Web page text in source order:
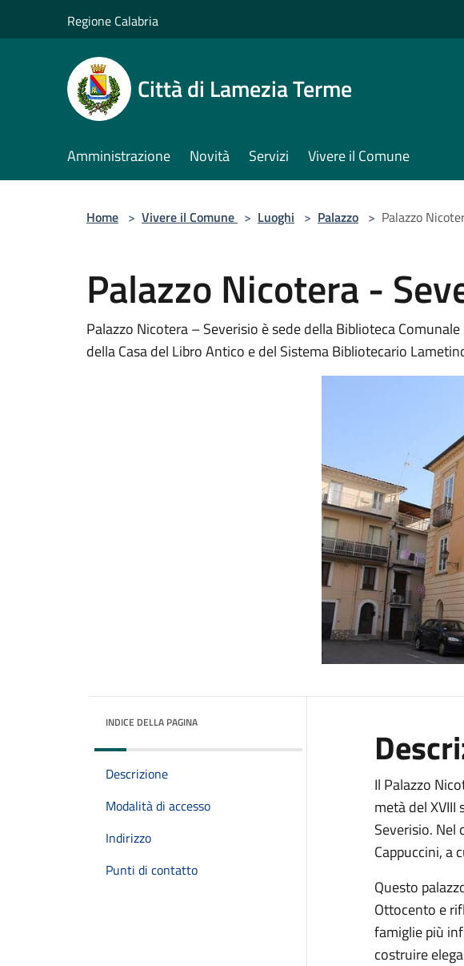
Regione Calabria
Città di Lamezia Terme
Amministrazione Novità Servizi Vivere il Comune
Home > Vivere il Comune > Luoghi > Palazzo > Palazzo
Palazzo Nicotera -
Palazzo Nicotera – Severisio è sede della Biblioteca
della Casa del Libro Antico e del Sistema Bibliotecario
INDICE DELLA PAGINA
Descrizione
Modalità di accesso
Indirizzo
Punti di contatto
Il Palazzo
metà del
Severisio. Nel
Cappuccini, a
Questo
Ottocento e
famiglie più
costruire